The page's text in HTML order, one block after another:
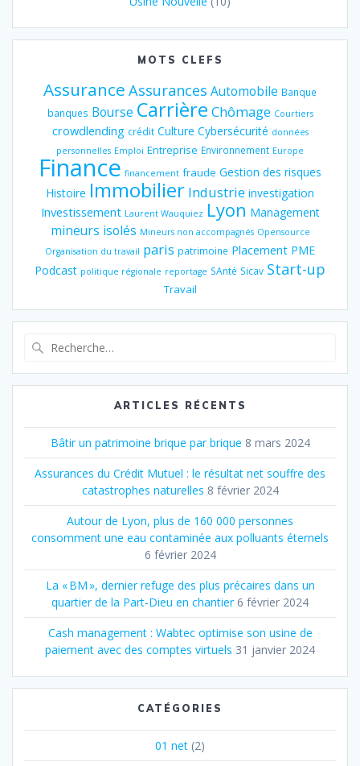
MOTS CLEFS
Assurance Assurances Automobile Banque
banques Bourse Carrière Chômage Courtiers
crowdlending crédit Culture Cybersécurité données
personnelles Emploi Entreprise Environnement Europe
Finance financement fraude Gestion des risques
Histoire Immobilier Industrie investigation
Investissement Laurent Wauquiez Lyon Management
mineurs isolés Mineurs non accompagnés Opensource
Organisation du travail paris patrimoine Placement PME
Podcast politique régionale reportage SAnté Sicav Start-up
Travail
:
ARTICLES RÉCENTS
Bâtir un patrimoine brique par brique 8 mars 2024
Assurances du Crédit Mutuel : le résultat net souffre des
catastrophes naturelles 8 février 2024
Autour de Lyon, plus de 160 000 personnes
consomment une eau contaminée aux polluants éternels
6 février 2024
La « BM », dernier refuge des plus précaires dans un
quartier de la Part‐Dieu en chantier 6 février 2024
Cash management : Wabtec optimise son usine de
paiement avec des comptes virtuels 31 janvier 2024
CATÉGORIES
01 net (2)